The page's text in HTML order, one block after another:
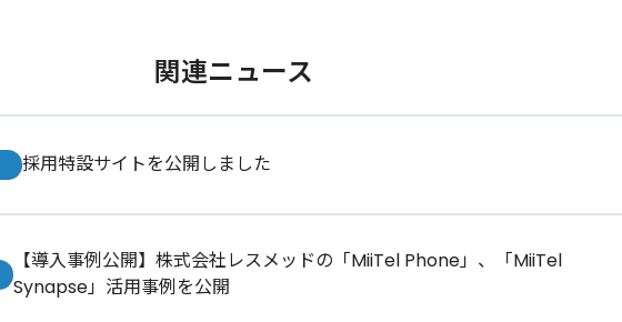
関連ニュース
採用特設サイトを公開しました
【導入事例公開】株式会社レスメッドの「MiiTel Phone」、「MiiTel
Synapse」活用事例を公開